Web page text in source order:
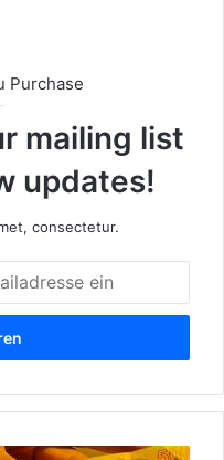
Purchase
mailing list
updates!
consectetur.